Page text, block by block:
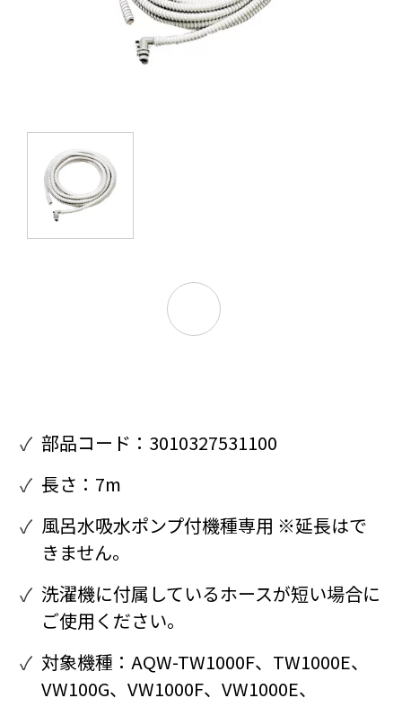
部品コード：3010327531100
長さ：7m
風呂水吸水ポンプ付機種専用 ※延長はで
きません。
洗濯機に付属しているホースが短い場合に
ご使用ください。
対象機種：AQW-TW1000F、TW1000E、
VW100G、VW1000F、VW1000E、